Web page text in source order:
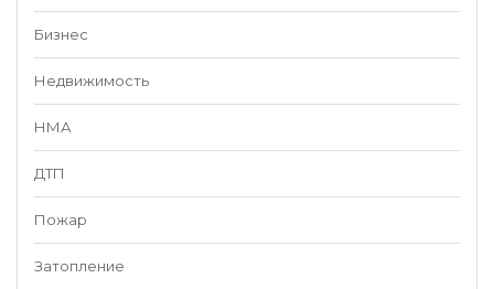
Бизнес
Недвижимость
НМА
ДТП
Пожар
Затопление